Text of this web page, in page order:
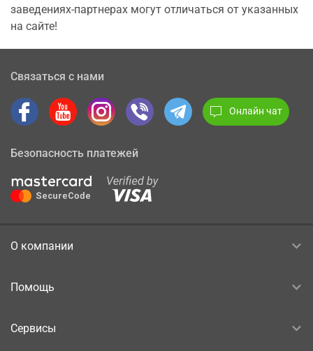
заведениях-партнерах могут отличаться от указанных
на сайте!
Связаться с нами
Онлайн чат
Безопасность платежей
О компании
Помощь
Сервисы